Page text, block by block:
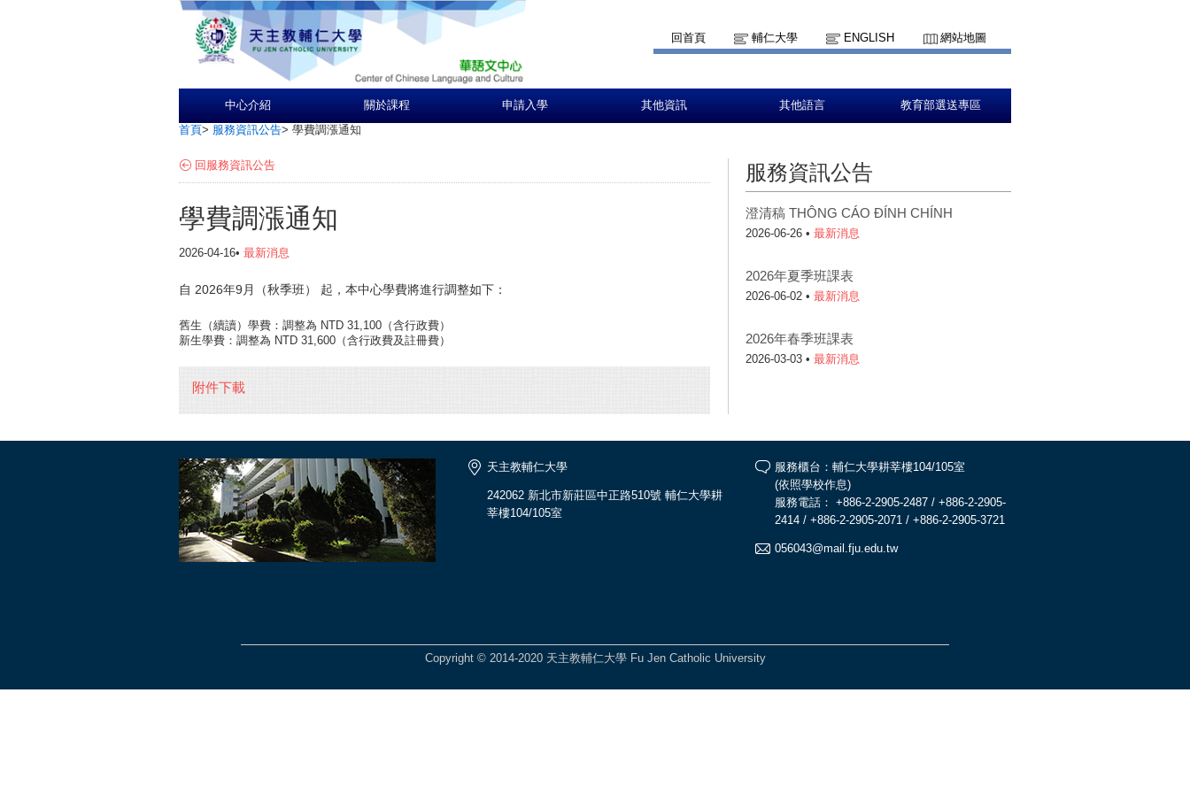
回首頁 輔仁大學 ENGLISH 網站地圖
中心介紹 關於課程 申請入學 其他資訊 其他語言 教育部選送專區
首頁> 服務資訊公告> 學費調漲通知
回服務資訊公告
學費調漲通知
2026-04-16• 最新消息
自 2026年9月（秋季班） 起，本中心學費將進行調整如下：
舊生（續讀）學費 ：調整為 NTD 31,100 （含行政費）
新生學費 ：調整為 NTD 31,600 （含行政費及註冊費）
附件下載
服務資訊公告
澄清稿 THÔNG CÁO ĐÍNH CHÍNH
2026-06-26 • 最新消息
2026年夏季班課表
2026-06-02 • 最新消息
2026年春季班課表
2026-03-03 • 最新消息
天主教輔仁大學
242062 新北市新莊區中正路510號 輔仁大學耕
莘樓104/105室
服務櫃台：輔仁大學耕莘樓104/105室
(依照學校作息)
服務電話： +886-2-2905-2487 / +886-2-2905-
2414 / +886-2-2905-2071 / +886-2-2905-3721
056043@mail.fju.edu.tw
Copyright © 2014-2020 天主教輔仁大學 Fu Jen Catholic University